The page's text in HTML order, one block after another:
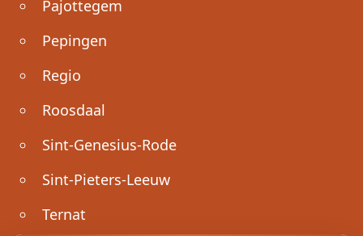
Pajottegem
Pepingen
Regio
Roosdaal
Sint-Genesius-Rode
Sint-Pieters-Leeuw
Ternat